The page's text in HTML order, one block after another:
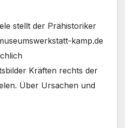
stellt der Prähistoriker
kamp.de
Kräften rechts der
Über Ursachen und